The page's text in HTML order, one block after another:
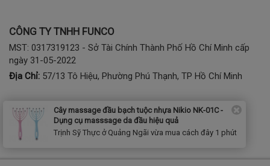
CÔNG TY TNHH FUNCO
MST: 0317319123 - Sở Tài Chính Thành Phố Hồ Chí Minh cấp
ngày 31-05-2022
Địa Chỉ: 57/13 Tô Hiệu, Phường Phú Thạnh, TP Hồ Chí Minh
Mua hàng:
1900 2807 - (028) 7777 2807 (phím 1)
Bảo hành, kỹ thuật:(028) 3974 2186; Tel/Zalo: 0941797286
Khách Hàng Dự Án: 0368788855
Cây massage đầu bạch tuộc nhựa Nikio NK-01C -
Dụng cụ masssage da đầu hiệu quả
Trịnh Sỹ Thực ở Quảng Ngãi vừa mua cách đây 1 phút